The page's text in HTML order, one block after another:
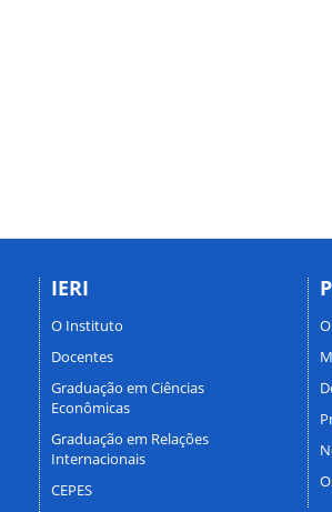
IERI
O Instituto
Docentes
Graduação em Ciências
Econômicas
Graduação em Relações
Internacionais
CEPES